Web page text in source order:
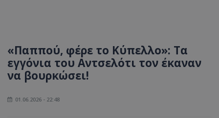
«Παππού, φέρε το Κύπελλο»: Τα
εγγόνια του Αντσελότι τον έκαναν
να βουρκώσει!
01.06.2026 - 22:48